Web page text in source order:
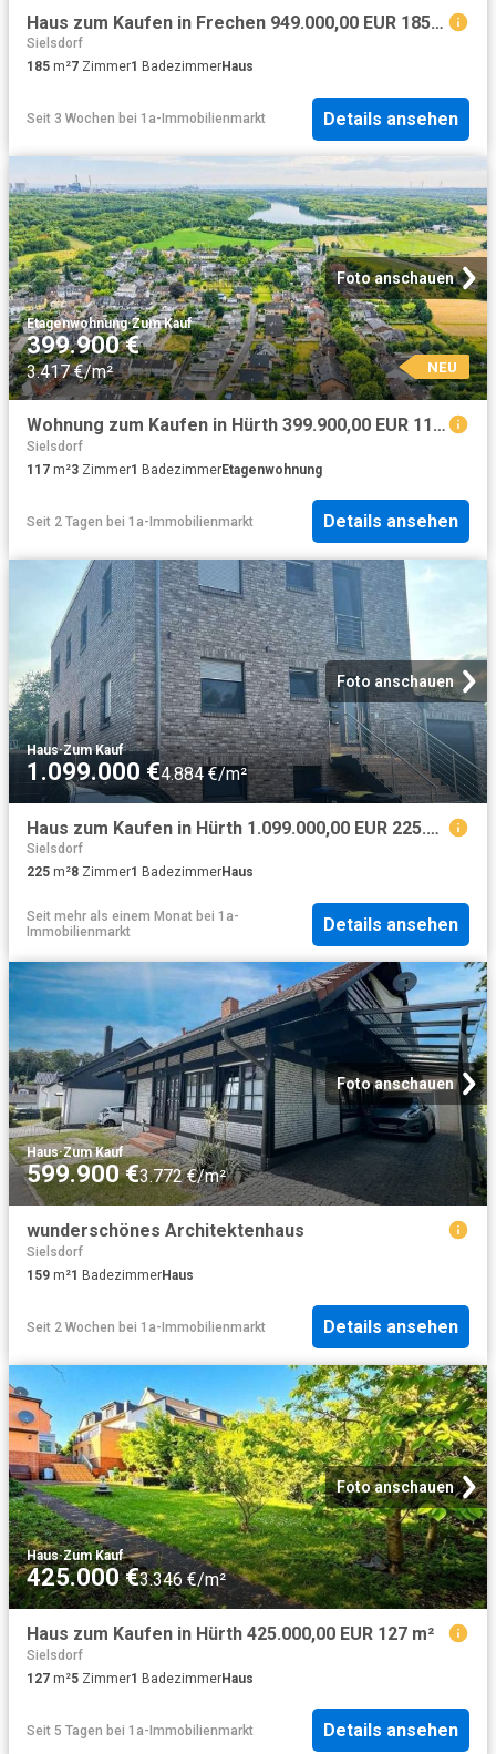
Haus zum Kaufen in Frechen 949.000,00 EUR 185 m²
Sielsdorf
185 m²7 Zimmer1 BadezimmerHaus
Seit 3 Wochen bei 1a-Immobilienmarkt Details ansehen
Foto anschauen
Etagenwohnung·Zum Kauf
399.900 €
3.417 €/m² NEU
Wohnung zum Kaufen in Hürth 399.900,00 EUR 117 m²
Sielsdorf
117 m²3 Zimmer1 BadezimmerEtagenwohnung
Seit 2 Tagen bei 1a-Immobilienmarkt Details ansehen
Foto anschauen
Haus·Zum Kauf
1.099.000 €4.884 €/m²
Haus zum Kaufen in Hürth 1.099.000,00 EUR 225.52 m²
Sielsdorf
225 m²8 Zimmer1 BadezimmerHaus
Seit mehr als einem Monat bei 1a-
Immobilienmarkt
Details ansehen
Foto anschauen
Haus·Zum Kauf
599.900 €3.772 €/m²
wunderschönes Architektenhaus
Sielsdorf
159 m²1 BadezimmerHaus
Seit 2 Wochen bei 1a-Immobilienmarkt Details ansehen
Foto anschauen
Haus·Zum Kauf
425.000 €3.346 €/m²
Haus zum Kaufen in Hürth 425.000,00 EUR 127 m²
Sielsdorf
127 m²5 Zimmer1 BadezimmerHaus
Seit 5 Tagen bei 1a-Immobilienmarkt Details ansehen